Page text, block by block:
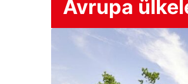
Avrupa